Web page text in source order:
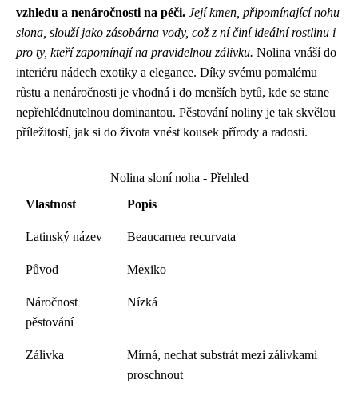
vzhledu a nenáročnosti na péči. Její kmen, připomínající nohu
slona, slouží jako zásobárna vody, což z ní činí ideální rostlinu i
pro ty, kteří zapomínají na pravidelnou zálivku. Nolina vnáší do
interiéru nádech exotiky a elegance. Díky svému pomalému
růstu a nenáročnosti je vhodná i do menších bytů, kde se stane
nepřehlédnutelnou dominantou. Pěstování noliny je tak skvělou
příležitostí, jak si do života vnést kousek přírody a radosti.
Nolina sloní noha - Přehled
Vlastnost
Popis
Latinský název Beaucarnea recurvata
Původ Mexiko
Náročnost
pěstování
Nízká
Zálivka
Mírná, nechat substrát mezi zálivkami
proschnout